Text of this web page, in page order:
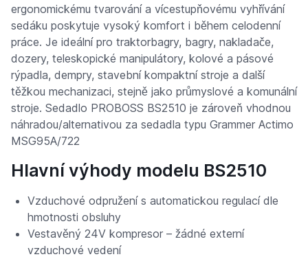
ergonomickému tvarování a vícestupňovému vyhřívání
sedáku poskytuje vysoký komfort i během celodenní
práce. Je ideální pro traktorbagry, bagry, nakladače,
dozery, teleskopické manipulátory, kolové a pásové
rýpadla, dempry, stavební kompaktní stroje a další
těžkou mechanizaci, stejně jako průmyslové a komunální
stroje. Sedadlo PROBOSS BS2510 je zároveň vhodnou
náhradou/alternativou za sedadla typu Grammer Actimo
MSG95A/722
Hlavní výhody modelu BS2510
Vzduchové odpružení s automatickou regulací dle
hmotnosti obsluhy
Vestavěný 24V kompresor – žádné externí
vzduchové vedení